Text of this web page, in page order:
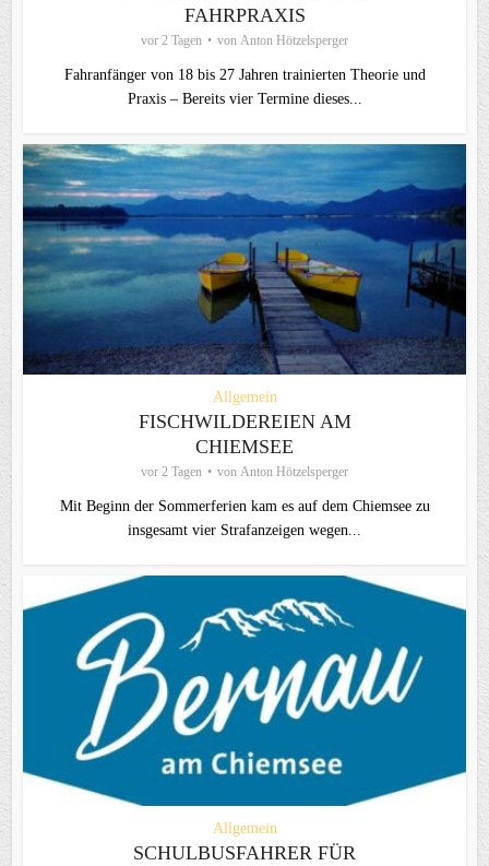
FAHRPRAXIS
vor 2 Tagen von Anton Hötzelsperger
Fahranfänger von 18 bis 27 Jahren trainierten Theorie und
Praxis – Bereits vier Termine dieses...
Allgemein
FISCHWILDEREIEN AM
CHIEMSEE
vor 2 Tagen von Anton Hötzelsperger
Mit Beginn der Sommerferien kam es auf dem Chiemsee zu
insgesamt vier Strafanzeigen wegen...
Allgemein
SCHULBUSFAHRER FÜR